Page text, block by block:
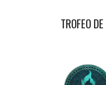
TROFEO DE